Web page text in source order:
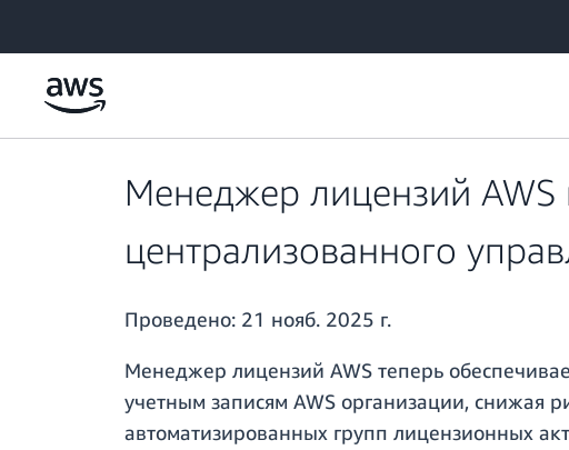
Менеджер лицензий AWS
централизованного
Проведено: 21 нояб. 2025 г.
Менеджер лицензий AWS теперь
учетным записям AWS организации, снижая
автоматизированных групп лицензионных